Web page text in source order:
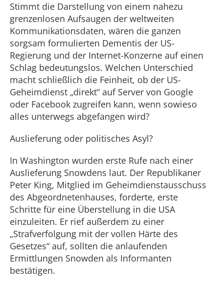
Stimmt die Darstellung von einem nahezu
grenzenlosen Aufsaugen der weltweiten
Kommunikationsdaten, wären die ganzen
sorgsam formulierten Dementis der US-
Regierung und der Internet-Konzerne auf einen
Schlag bedeutungslos. Welchen Unterschied
macht schließlich die Feinheit, ob der US-
Geheimdienst „direkt“ auf Server von Google
oder Facebook zugreifen kann, wenn sowieso
alles unterwegs abgefangen wird?
Auslieferung oder politisches Asyl?
In Washington wurden erste Rufe nach einer
Auslieferung Snowdens laut. Der Republikaner
Peter King, Mitglied im Geheimdienstausschuss
des Abgeordnetenhauses, forderte, erste
Schritte für eine Überstellung in die USA
einzuleiten. Er rief außerdem zu einer
„Strafverfolgung mit der vollen Härte des
Gesetzes“ auf, sollten die anlaufenden
Ermittlungen Snowden als Informanten
bestätigen.